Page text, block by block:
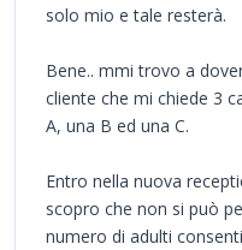
solo mio e tale resterà.
Bene.. mmi trovo a
cliente che mi chiede 3
A, una B ed una C.
Entro nella nuova
scopro che non si può
numero di adulti